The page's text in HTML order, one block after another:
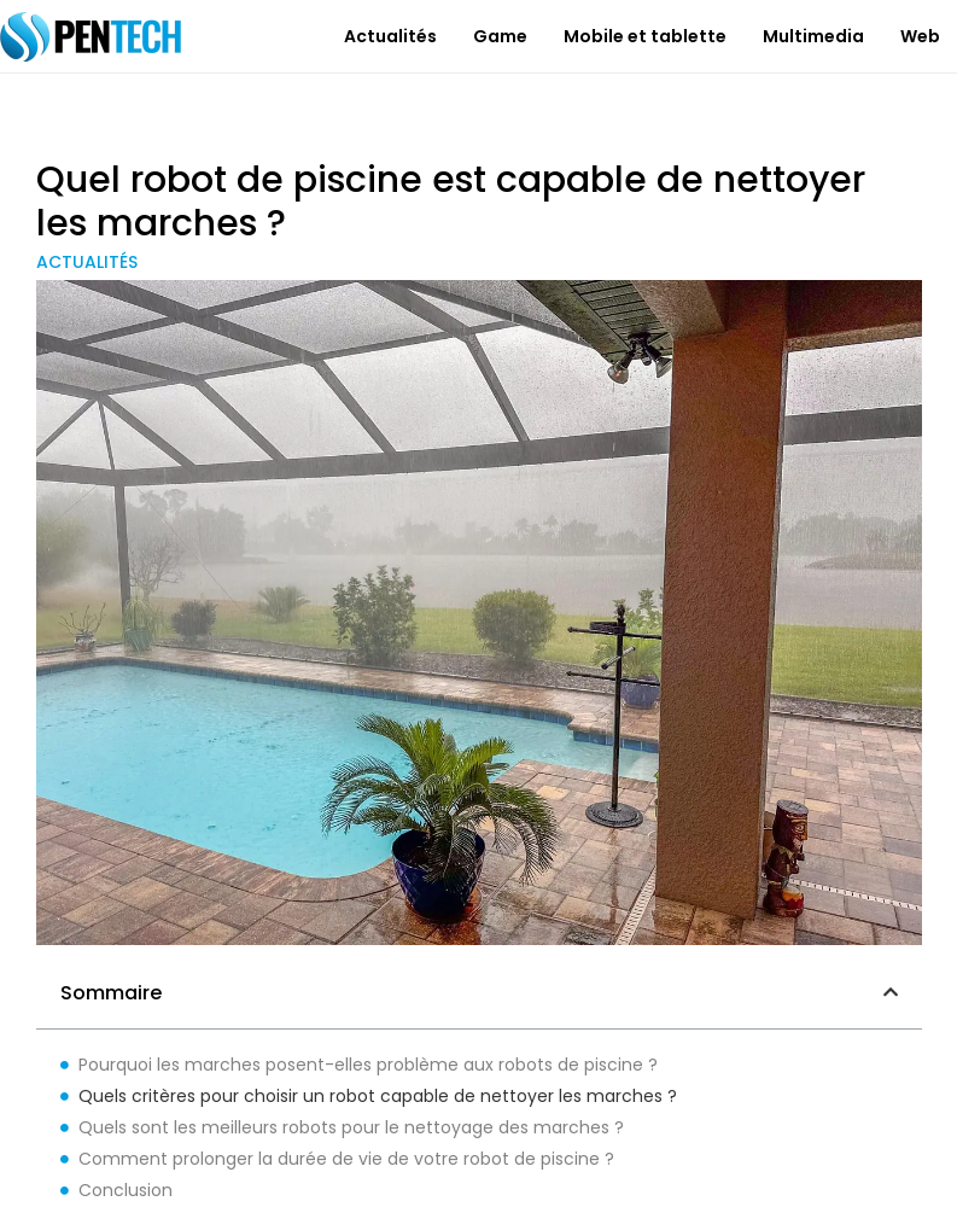
Actualités Game Mobile et tablette Multimedia Web
Quel robot de piscine est capable de nettoyer
les marches ?
ACTUALITÉS
Sommaire
Pourquoi les marches posent-elles problème aux robots de piscine ?
Quels critères pour choisir un robot capable de nettoyer les marches ?
Quels sont les meilleurs robots pour le nettoyage des marches ?
Comment prolonger la durée de vie de votre robot de piscine ?
Conclusion